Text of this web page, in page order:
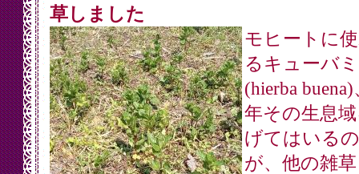
草しました
モヒートに
るキューバ
(hierba
年その生息
げてはいる
が、他の雑